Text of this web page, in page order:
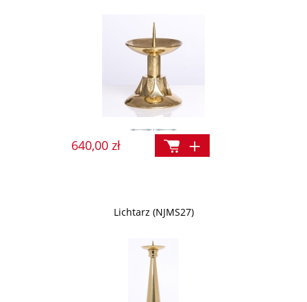
640,00 zł
Lichtarz (NJMS27)